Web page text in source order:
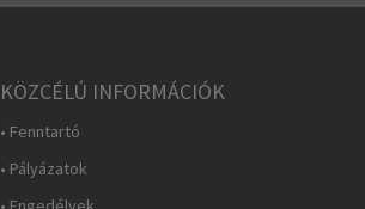
KÖZCÉLÚ INFORMÁCIÓK
• Fenntartó
• Pályázatok